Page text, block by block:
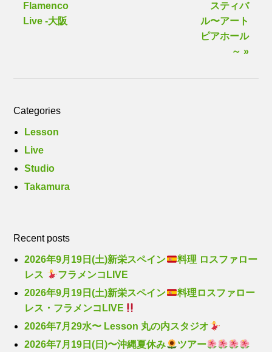
Flamenco
Live -大阪
スティバ
ル〜アート
ピアホール
～ »
Categories
Lesson
Live
Studio
Takamura
Recent posts
2026年9月19日(土)新栄スペイン
料理 ロスファロー
レス
フラメンコLIVE
2026年9月19日(土)新栄スペイン
料理ロスファロー
レス・フラメンコLIVE
2026年7月29水〜 Lesson 丸の内スタジオ
2026年7月19日(日)〜沖縄夏休み
ツアー